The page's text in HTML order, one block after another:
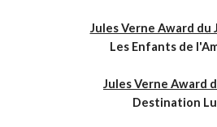
Jules Verne Award du
Les Enfants de
Jules Verne Award
Destination